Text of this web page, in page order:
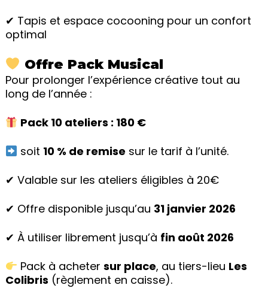
✔ Tapis et espace cocooning pour un confort
optimal
Offre Pack Musical
Pour prolonger l’expérience créative tout au
long de l’année :
Pack 10 ateliers : 180 €
soit 10 % de remise sur le tarif à l’unité.
✔ Valable sur les ateliers éligibles à 20€
✔ Offre disponible jusqu’au 31 janvier 2026
✔ À utiliser librement jusqu’à fin août 2026
Pack à achetersur place, au tiers-lieu Les
Colibris (règlement en caisse).